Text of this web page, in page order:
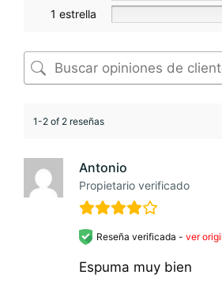
1 estrella
1-2 of 2 reseñas
Antonio
Propietario verificado
Reseña verificada - ver
Espuma muy bien